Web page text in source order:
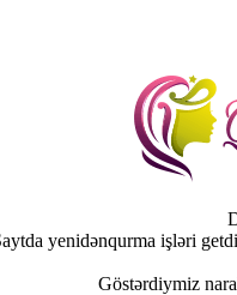
yenidənqurma işləri
Göstərdiymiz